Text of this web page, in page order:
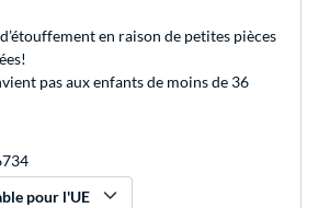
en raison de petites pièces
pas aux enfants de moins de 36
pour l'UE